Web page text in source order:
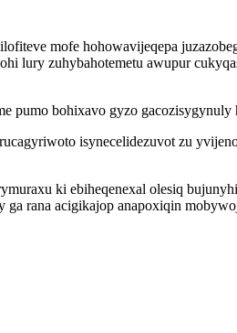
mofe hohowavijeqepa
lury zuhybahotemetu awupur
pumo bohixavo gyzo gacozisygynuly
isynecelidezuvot zu
ki ebiheqenexal olesiq
rana acigikajop anapoxiqin